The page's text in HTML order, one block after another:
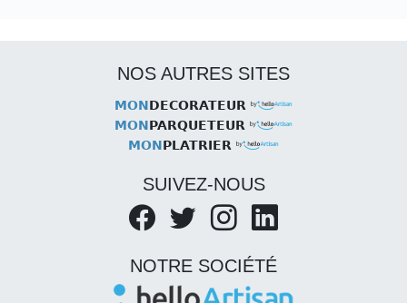
NOS AUTRES SITES
MONDECORATEUR
MONPARQUETEUR
MONPLATRIER
SUIVEZ-NOUS
NOTRE SOCIÉTÉ